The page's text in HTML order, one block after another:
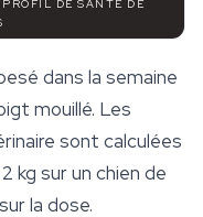
DE SANTÉ DE
dans la semaine
mouillé. Les
sont calculées
kg sur un chien de
la dose.